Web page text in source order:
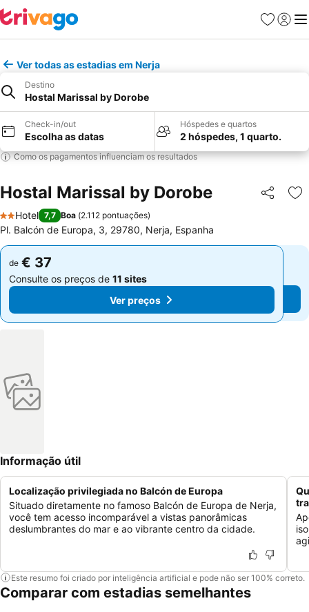
Favoritos
Iniciar
Ver todas as estadias em Nerja
Destino
Hostal Marissal by Dorobe
Check-in/out
Escolha as datas
Hóspedes e quartos
2 hóspedes, 1 quarto.
Como os pagamentos influenciam os resultados
Hostal Marissal by Dorobe Partilhar
2 Estrelas
Hotel 7,7 Boa (2.112 pontuações)
Pl. Balcón de Europa, 3, 29780, Nerja, Espanha
de € 37
Consulte os preços de 11 sites
Ver preços
de € 37
Consulte os preços de 11 sites
Ver preços
Informação útil
Localização privilegiada no Balcón de Europa
Situado diretamente no famoso Balcón de Europa de Nerja,
você tem acesso incomparável a vistas panorâmicas
deslumbrantes do mar e ao vibrante centro da cidade.
Este resumo foi criado por inteligência artificial e pode não ser 100% correto.
Comparar com estadias semelhantes